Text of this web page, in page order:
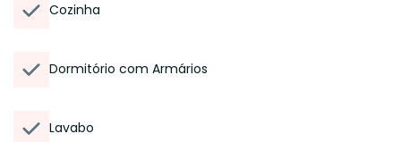
Cozinha
Dormitório com Armários
Lavabo